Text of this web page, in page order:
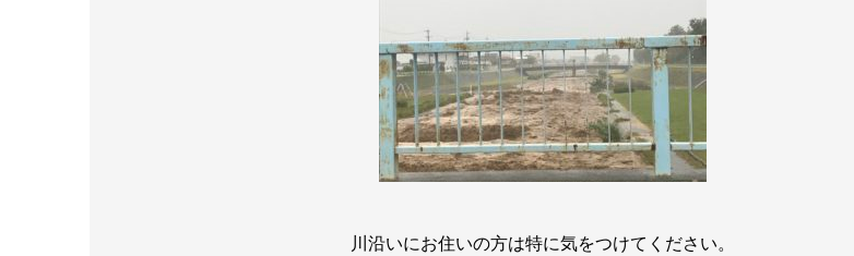
川沿いにお住いの方は特に気をつけてください。